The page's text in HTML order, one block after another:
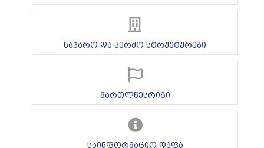
საჯარო და კერძო სტრუქტურები
მართლწესრიგი
საინფორმაციო დაფა